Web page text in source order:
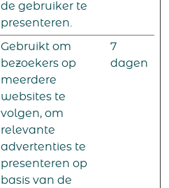
de gebruiker te
presenteren.
Gebruikt om
bezoekers op
meerdere
websites te
volgen, om
relevante
advertenties te
presenteren op
basis van de
7
dagen